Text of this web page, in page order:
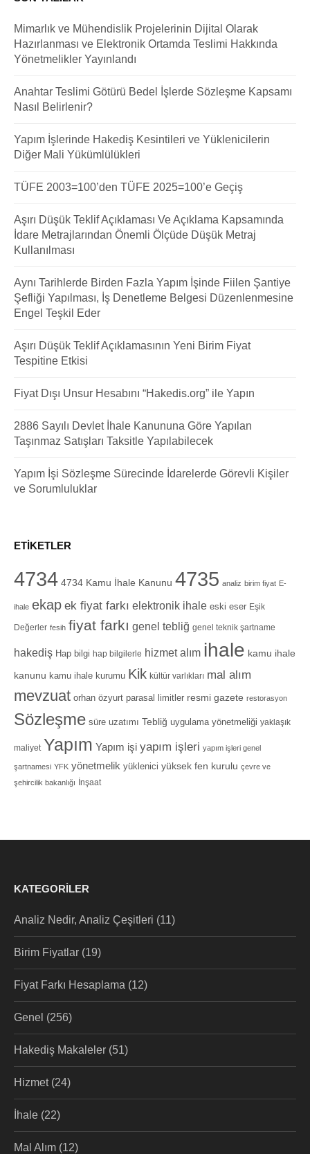
Mimarlık ve Mühendislik Projelerinin Dijital Olarak
Hazırlanması ve Elektronik Ortamda Teslimi Hakkında
Yönetmelikler Yayınlandı
Anahtar Teslimi Götürü Bedel İşlerde Sözleşme Kapsamı
Nasıl Belirlenir?
Yapım İşlerinde Hakediş Kesintileri ve Yüklenicilerin
Diğer Mali Yükümlülükleri
TÜFE 2003=100’den TÜFE 2025=100’e Geçiş
Aşırı Düşük Teklif Açıklaması Ve Açıklama Kapsamında
İdare Metrajlarından Önemli Ölçüde Düşük Metraj
Kullanılması
Aynı Tarihlerde Birden Fazla Yapım İşinde Fiilen Şantiye
Şefliği Yapılması, İş Denetleme Belgesi Düzenlenmesine
Engel Teşkil Eder
Aşırı Düşük Teklif Açıklamasının Yeni Birim Fiyat
Tespitine Etkisi
Fiyat Dışı Unsur Hesabını “Hakedis.org” ile Yapın
2886 Sayılı Devlet İhale Kanununa Göre Yapılan
Taşınmaz Satışları Taksitle Yapılabilecek
Yapım İşi Sözleşme Sürecinde İdarelerde Görevli Kişiler
ve Sorumluluklar
ETIKETLER
4734 4734 Kamu İhale Kanunu 4735 analiz birim fiyat E-
ihale ekap ek fiyat farkı elektronik ihale eski eser Eşik
Değerler fesih fiyat farkı genel tebliğ genel teknik şartname
hakediş Hap bilgi hap bilgilerle hizmet alım ihale kamu ihale
kanunu kamu ihale kurumu Kik kültür varlıkları mal alım
mevzuat orhan özyurt parasal limitler resmi gazete restorasyon
Sözleşme süre uzatımı Tebliğ uygulama yönetmeliği yaklaşık
maliyet Yapım Yapım işi yapım işleri yapım işleri genel
şartnamesi YFK yönetmelik yüklenici yüksek fen kurulu çevre ve
şehircilik bakanlığı İnşaat
KATEGORILER
Analiz Nedir, Analiz Çeşitleri (11)
Birim Fiyatlar (19)
Fiyat Farkı Hesaplama (12)
Genel (256)
Hakediş Makaleler (51)
Hizmet(24)
İhale (22)
Mal Alım (12)